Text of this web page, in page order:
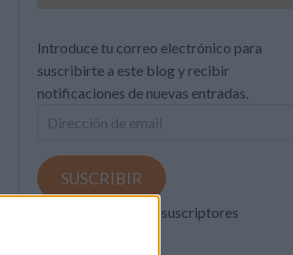
Introduce tu correo electrónico para
suscribirte a este blog y recibir
notificaciones de nuevas entradas.
Dirección
email
SUSCRIBIR
Únete a otros 371K suscriptores